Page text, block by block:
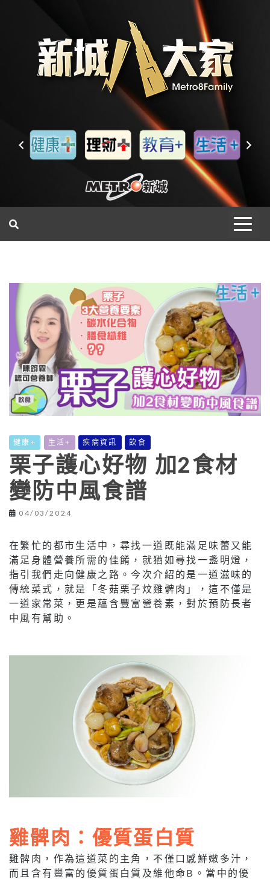
健康+ 生活+ 疾病資訊 飲食
栗子護心好物 加2食材
變防中風食譜
04/03/2024
在繁忙的都市生活中，尋找一道既能滿足味蕾又能
滿足身體營養所需的佳餚，就猶如尋找一盞明燈，
指引我們走向健康之路。今次介紹的是一道滋味的
傳統菜式，就是「冬菇栗子炆雞髀肉」，這不僅是
一道家常菜，更是蘊含豐富營養素，對於預防長者
中風有幫助。
雞髀肉：優質蛋白質
雞髀肉，作為這道菜的主角，不僅口感鮮嫩多汁，
而且含有豐富的優質蛋白質及維他命B。當中的優